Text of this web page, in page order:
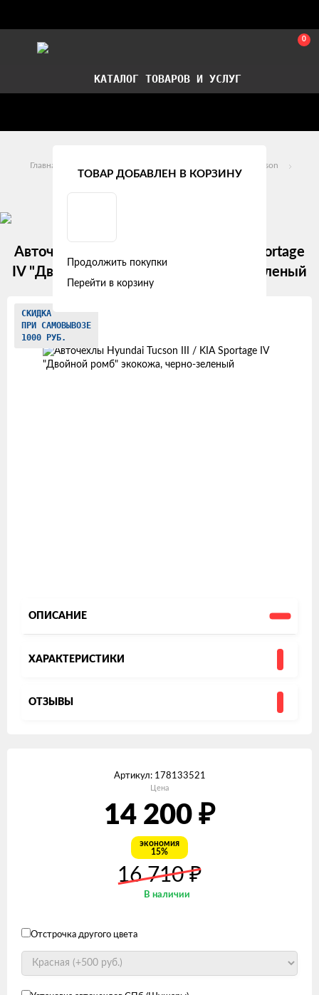
0
КАТАЛОГ ТОВАРОВ И УСЛУГ
Главная
Tucson
Hyundai Tucson III (2015 - 2018)
Авточехлы Hyundai Tucson III / KIA Sportage
IV "Двойной ромб" экокожа, черно-зеленый
Изображения
товаров
СКИДКА
ПРИ САМОВЫВОЗЕ
1000 РУБ.
ОПИСАНИЕ
ХАРАКТЕРИСТИКИ
ОТЗЫВЫ
Артикул: 178133521
Цена
14 200 ₽
экономия
15%
16 710₽
В наличии
Отстрочка другого цвета
ТОВАР ДОБАВЛЕН В КОРЗИНУ
Продолжить покупки
Перейти в корзину